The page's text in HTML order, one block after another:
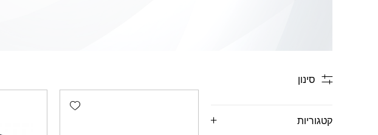
סינון
קטגוריות
Add wishlist